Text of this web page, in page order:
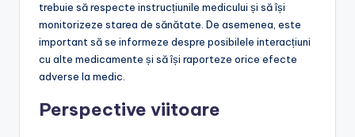
trebuie să respecte instrucțiunile medicului și să își
monitorizeze starea de sănătate. De asemenea, este
important să se informeze despre posibilele interacțiuni
cu alte medicamente și să își raporteze orice efecte
adverse la medic.
Perspective viitoare